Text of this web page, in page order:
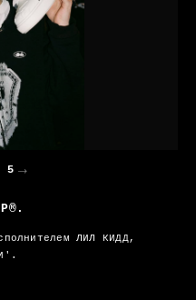
5 →
ЛИЛ КИДД,